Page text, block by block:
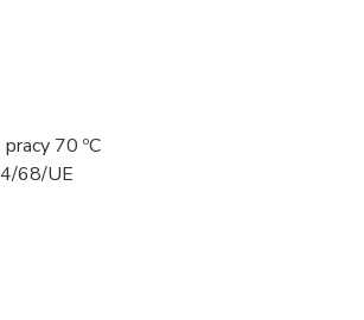
70 ºC
68/UE